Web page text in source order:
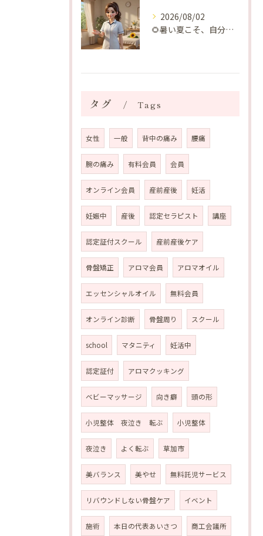
2026/08/02
🌻暑い夏こそ、自分の身体を整える時間を♡
タグ Tags
女性 一般 背中の痛み 腰痛
腕の痛み 有料会員 会員
オンライン会員 産前産後 妊活
妊娠中 産後 認定セラピスト 講座
認定証付スクール 産前産後ケア
骨盤矯正 アロマ会員 アロマオイル
エッセンシャルオイル 無料会員
オンライン診断 骨盤周り スクール
school マタニティ 妊活中
認定証付 アロマクッキング
ベビーマッサージ 向き癖 頭の形
小児整体 夜泣き 転ぶ 小児整体
夜泣き よく転ぶ 草加市
美バランス 美やせ 無料託児サービス
リバウンドしない骨盤ケア イベント
施術 本日の代表あいさつ 商工会議所